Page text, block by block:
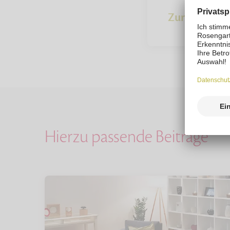
Zur
Hierzu passende Beiträge